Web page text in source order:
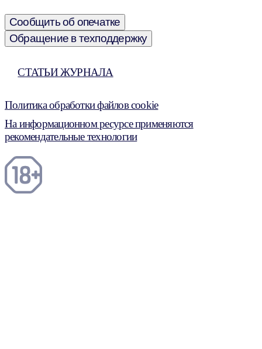
Сообщить об опечатке
Обращение в техподдержку
СТАТЬИ ЖУРНАЛА
Политика обработки файлов cookie
На информационном ресурсе применяются
рекомендательные технологии